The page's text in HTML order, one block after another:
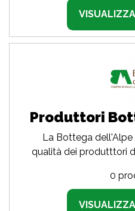
Produttori
La Bottega
qualità dei produtttori
0